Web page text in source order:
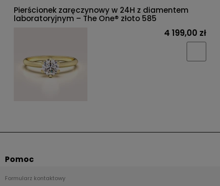
Pierścionek zaręczynowy w 24H z diamentem
laboratoryjnym – The One® złoto 585
4 199,00 zł
Pomoc
Formularz kontaktowy